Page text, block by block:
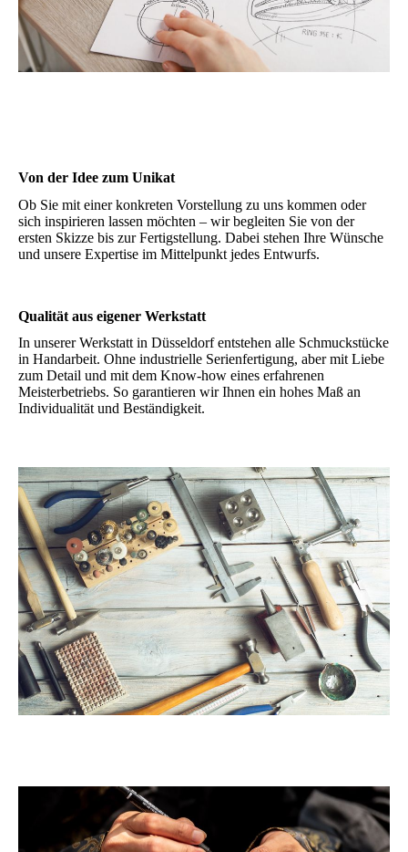
Von der Idee zum Unikat
Ob Sie mit einer konkreten Vorstellung zu uns kommen oder
sich inspirieren lassen möchten – wir begleiten Sie von der
ersten Skizze bis zur Fertigstellung. Dabei stehen Ihre Wünsche
und unsere Expertise im Mittelpunkt jedes Entwurfs.
Qualität aus eigener Werkstatt
In unserer Werkstatt in Düsseldorf entstehen alle Schmuckstücke
in Handarbeit. Ohne industrielle Serienfertigung, aber mit Liebe
zum Detail und mit dem Know-how eines erfahrenen
Meisterbetriebs. So garantieren wir Ihnen ein hohes Maß an
Individualität und Beständigkeit.